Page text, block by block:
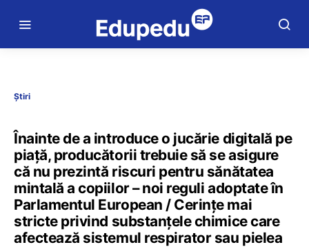
Știri
Înainte de a introduce o jucărie digitală pe
piață, producătorii trebuie să se asigure
că nu prezintă riscuri pentru sănătatea
mintală a copiilor – noi reguli adoptate în
Parlamentul European / Cerințe mai
stricte privind substanțele chimice care
afectează sistemul respirator sau pielea